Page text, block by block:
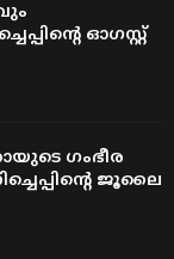
ഓഗസ്റ്റ്
ഗംഭീര
ജൂലൈ